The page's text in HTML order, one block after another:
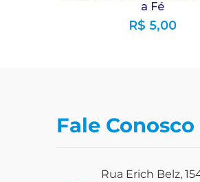
a Fé
R$ 5,00
Fale Conosco
Rua Erich Belz,